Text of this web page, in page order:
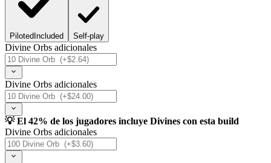
PilotedIncluded Self-play
Divine Orbs adicionales
Divine Orbs adicionales
💡 El 42% de los jugadores incluye Divines con esta build
Divine Orbs adicionales